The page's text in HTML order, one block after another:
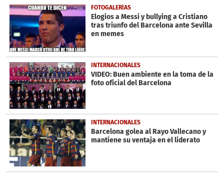
59
seconds
FOTOGALERÍAS
Elogios a Messi y bullying a Cristiano
tras triunfo del Barcelona ante Sevilla
en memes
INTERNACIONALES
VIDEO: Buen ambiente en la toma de la
foto oficial del Barcelona
INTERNACIONALES
Barcelona golea al Rayo Vallecano y
mantiene su ventaja en el liderato